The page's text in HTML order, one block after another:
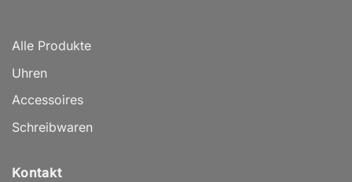
Alle Produkte
Uhren
Accessoires
Schreibwaren
Kontakt